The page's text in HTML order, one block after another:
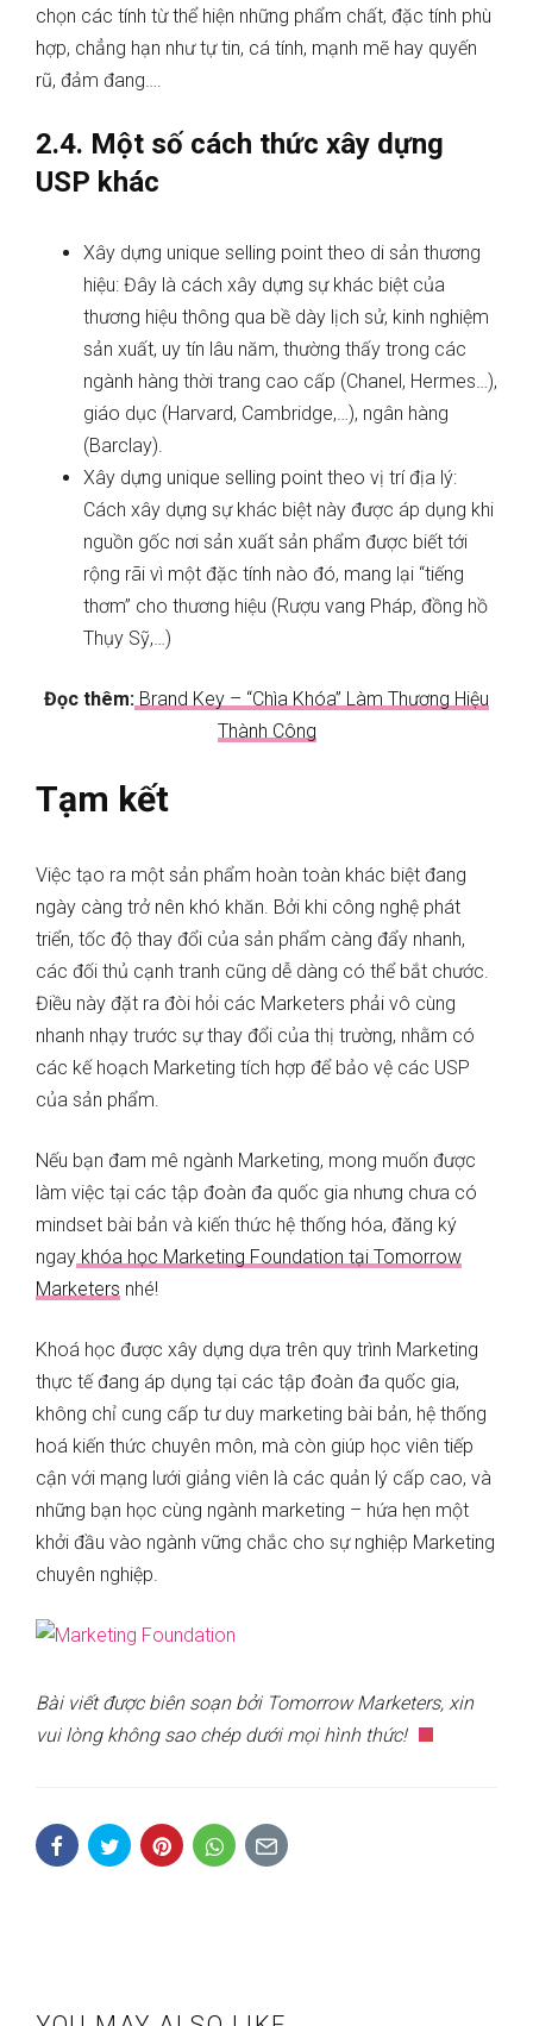
chọn các tính từ thể hiện những phẩm chất, đặc tính phù
hợp, chẳng hạn như tự tin, cá tính, mạnh mẽ hay quyến
rũ, đảm đang….
2.4. Một số cách thức xây dựng
USP khác
Xây dựng unique selling point theo di sản thương
hiệu: Đây là cách xây dựng sự khác biệt của
thương hiệu thông qua bề dày lịch sử, kinh nghiệm
sản xuất, uy tín lâu năm, thường thấy trong các
ngành hàng thời trang cao cấp (Chanel, Hermes…),
giáo dục (Harvard, Cambridge,…), ngân hàng
(Barclay).
Xây dựng unique selling point theo vị trí địa lý:
Cách xây dựng sự khác biệt này được áp dụng khi
nguồn gốc nơi sản xuất sản phẩm được biết tới
rộng rãi vì một đặc tính nào đó, mang lại “tiếng
thơm” cho thương hiệu (Rượu vang Pháp, đồng hồ
Thụy Sỹ,…)
Đọc thêm: Brand Key – “Chìa Khóa” Làm Thương Hiệu
Thành Công
Tạm kết
Việc tạo ra một sản phẩm hoàn toàn khác biệt đang
ngày càng trở nên khó khăn. Bởi khi công nghệ phát
triển, tốc độ thay đổi của sản phẩm càng đẩy nhanh,
các đối thủ cạnh tranh cũng dễ dàng có thể bắt chước.
Điều này đặt ra đòi hỏi các Marketers phải vô cùng
nhanh nhạy trước sự thay đổi của thị trường, nhằm có
các kế hoạch Marketing tích hợp để bảo vệ các USP
của sản phẩm.
Nếu bạn đam mê ngành Marketing, mong muốn được
làm việc tại các tập đoàn đa quốc gia nhưng chưa có
mindset bài bản và kiến thức hệ thống hóa, đăng ký
ngay khóa học Marketing Foundation tại Tomorrow
Marketers nhé!
Khoá học được xây dựng dựa trên quy trình Marketing
thực tế đang áp dụng tại các tập đoàn đa quốc gia,
không chỉ cung cấp tư duy marketing bài bản, hệ thống
hoá kiến thức chuyên môn, mà còn giúp học viên tiếp
cận với mạng lưới giảng viên là các quản lý cấp cao, và
những bạn học cùng ngành marketing – hứa hẹn một
khởi đầu vào ngành vững chắc cho sự nghiệp Marketing
chuyên nghiệp.
Bài viết được biên soạn bởi Tomorrow Marketers, xin
vui lòng không sao chép dưới mọi hình thức!